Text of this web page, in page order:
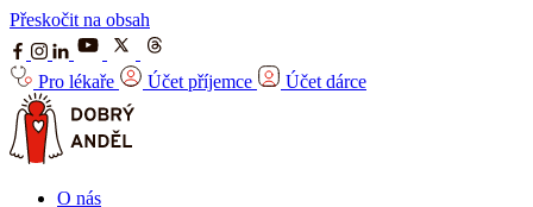
Přeskočit na obsah
Pro lékaře Účet příjemce Účet dárce
O nás